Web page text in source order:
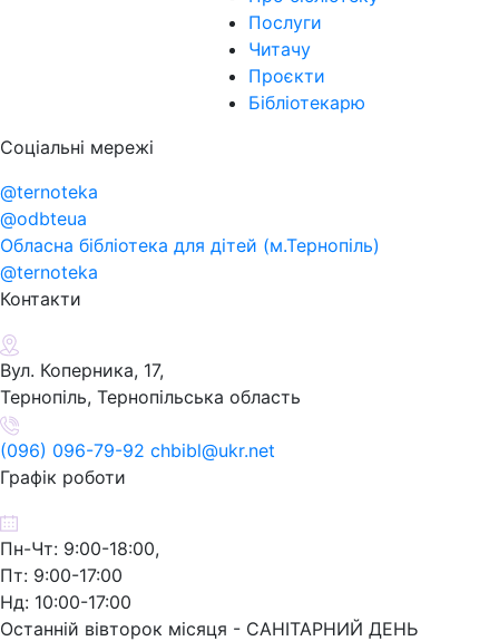
Послуги
Читачу
Проєкти
Бібліотекарю
Соціальні мережі
@ternoteka
@odbteua
Обласна бібліотека для дітей (м.Тернопіль)
@ternoteka
Контакти
Вул. Коперника, 17,
Тернопіль, Тернопільська область
(096) 096-79-92 chbibl@ukr.net
Графік роботи
Пн-Чт: 9:00-18:00,
Пт: 9:00-17:00
Нд: 10:00-17:00
Останній вівторок місяця - САНІТАРНИЙ ДЕНЬ